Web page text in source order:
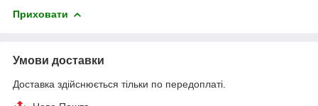
Приховати
Умови доставки
Доставка здійснюється тільки по передоплаті.